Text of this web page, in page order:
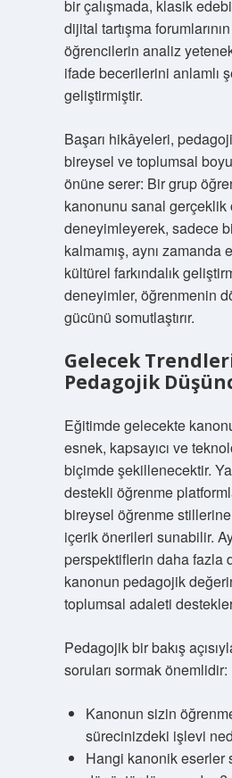
bir çalışmada, klasik
dijital tartışma
öğrencilerin analiz
ifade becerilerini anlamlı
geliştirmiştir.
Başarı hikâyeleri,
bireysel ve toplumsal
önüne serer: Bir grup
kanonunu sanal gerçeklik
deneyimleyerek, sadece
kalmamış, aynı zamanda
kültürel farkındalık
deneyimler, öğrenmenin
gücünü somutlaştırır.
Gelecek
Pedagojik
Eğitimde gelecekte
esnek, kapsayıcı ve
biçimde şekillenecektir.
destekli öğrenme
bireysel öğrenme
içerik önerileri sunabilir.
perspektiflerin daha fazla
kanonun pedagojik
toplumsal adaleti
Pedagojik bir bakış
soruları sormak önemlidir:
Kanonun sizin
sürecinizdeki işlevi
Hangi kanonik eserler